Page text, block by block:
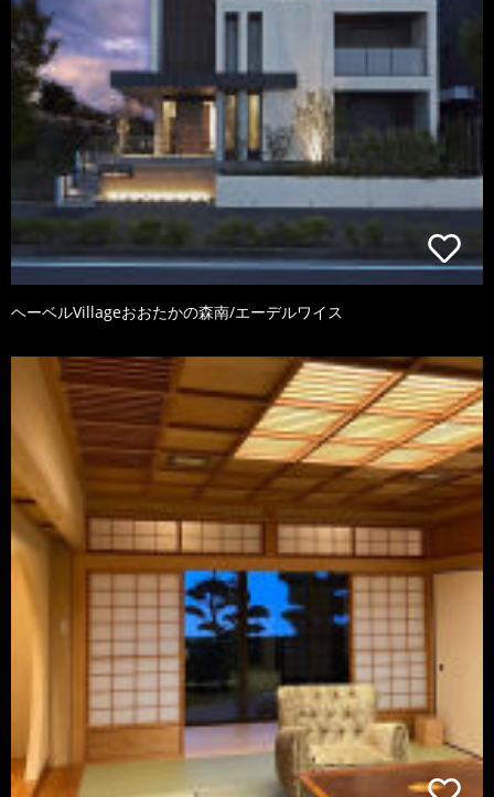
ヘーベルVillageおおたかの森南/エーデルワイス